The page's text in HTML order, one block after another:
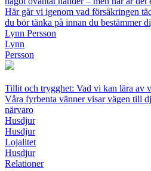
Här går vi igenom vad försäkringen
du bör tänka på innan du bestämmer
Lynn Persson
Lynn
Persson
Tillit och trygghet: Vad vi kan lära av
Våra fyrbenta vänner visar vägen till
närvaro
Husdjur
Husdjur
Lojalitet
Husdjur
Relationer